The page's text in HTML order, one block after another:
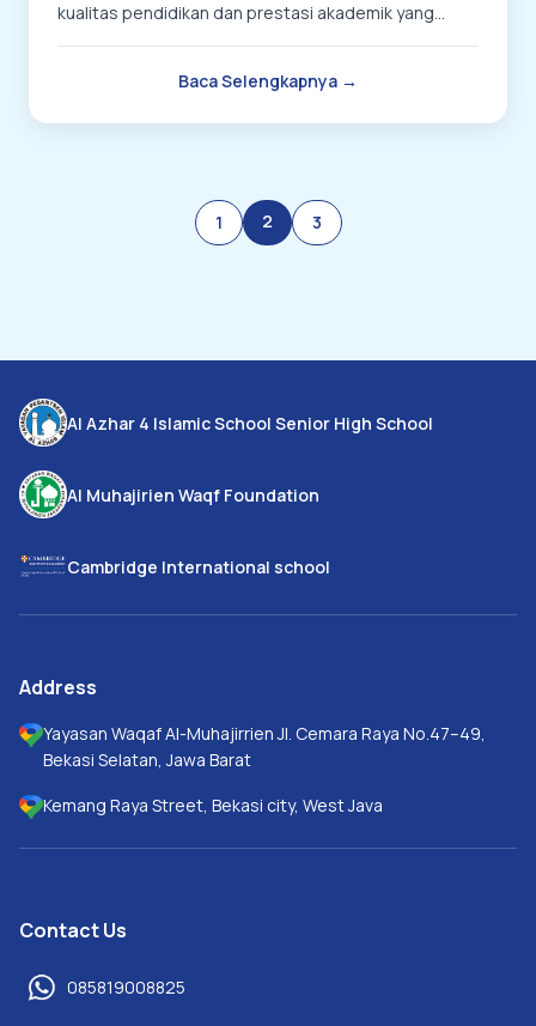
kualitas pendidikan dan prestasi akademik yang
Baca Selengkapnya →
1 2 3
Al Azhar 4 Islamic School Senior High School
Al Muhajirien Waqf Foundation
Cambridge International school
Address
Yayasan Waqaf Al-Muhajirrien Jl. Cemara Raya No.47–49,
Bekasi Selatan, Jawa Barat
Kemang Raya Street, Bekasi city, West Java
Contact Us
085819008825